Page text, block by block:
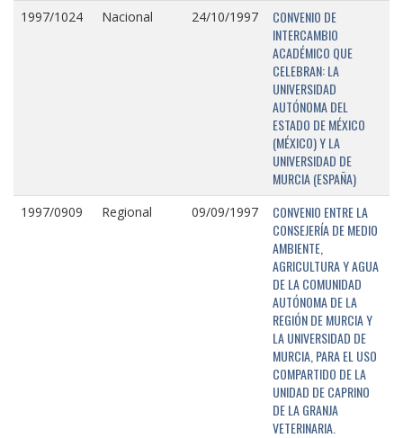
1997/1024 Nacional 24/10/1997
CONVENIO DE
INTERCAMBIO
ACADÉMICO QUE
CELEBRAN: LA
UNIVERSIDAD
AUTÓNOMA DEL
ESTADO DE MÉXICO
(MÉXICO) Y LA
UNIVERSIDAD DE
MURCIA (ESPAÑA)
1997/0909 Regional 09/09/1997
CONVENIO ENTRE LA
CONSEJERÍA DE MEDIO
AMBIENTE,
AGRICULTURA Y AGUA
DE LA COMUNIDAD
AUTÓNOMA DE LA
REGIÓN DE MURCIA Y
LA UNIVERSIDAD DE
MURCIA, PARA EL USO
COMPARTIDO DE LA
UNIDAD DE CAPRINO
DE LA GRANJA
VETERINARIA.